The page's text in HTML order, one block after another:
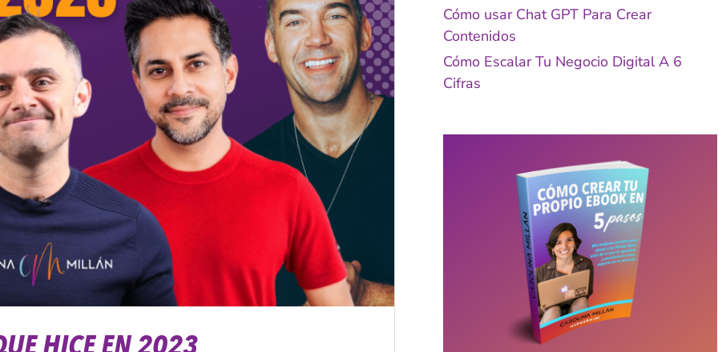
Cómo usar Chat GPT Para Crear
Contenidos
Cómo Escalar Tu Negocio Digital A 6
Cifras